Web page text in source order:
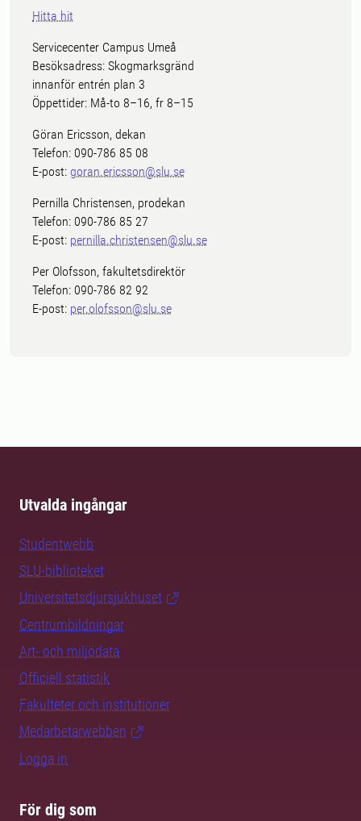
Hitta hit
Servicecenter Campus Umeå
Besöksadress: Skogmarksgränd
innanför entrén plan 3
Öppettider: Må-to 8–16, fr 8–15
Göran Ericsson, dekan
Telefon: 090-786 85 08
E-post: goran.ericsson@slu.se
Pernilla Christensen, prodekan
Telefon: 090-786 85 27
E-post: pernilla.christensen@slu.se
Per Olofsson, fakultetsdirektör
Telefon: 090-786 82 92
E-post: per.olofsson@slu.se
Utvalda ingångar
Studentwebb
SLU-biblioteket
Universitetsdjursjukhuset
Centrumbildningar
Art- och miljödata
Officiell statistik
Fakulteter och institutioner
Medarbetarwebben
Logga in
För dig som